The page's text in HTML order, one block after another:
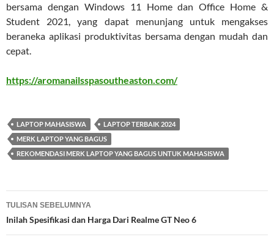
bersama dengan Windows 11 Home dan Office Home &
Student 2021, yang dapat menunjang untuk mengakses
beraneka aplikasi produktivitas bersama dengan mudah dan
cepat.
https://aromanailsspasoutheaston.com/
LAPTOP MAHASISWA
LAPTOP TERBAIK 2024
MERK LAPTOP YANG BAGUS
REKOMENDASI MERK LAPTOP YANG BAGUS UNTUK MAHASISWA
Navigasi
Tulisan
TULISAN SEBELUMNYA
Inilah Spesifikasi dan Harga Dari Realme GT Neo 6